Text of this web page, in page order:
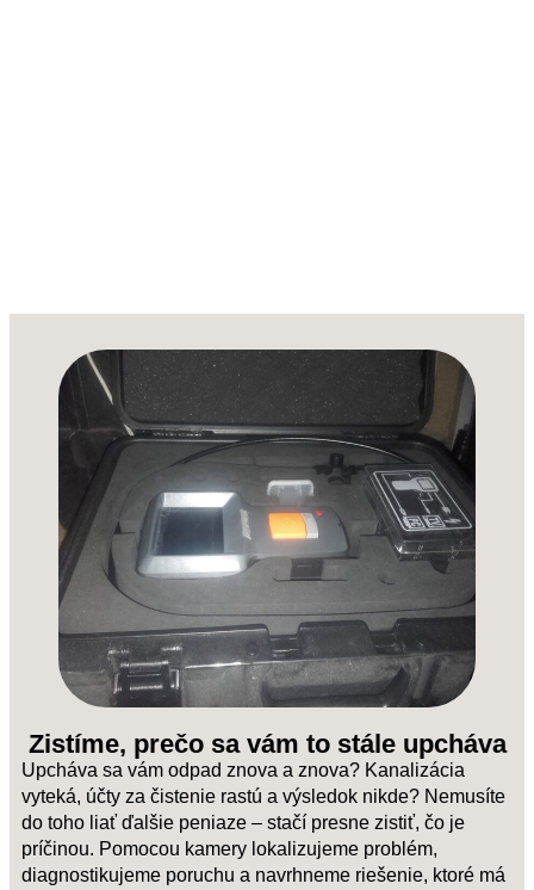
Zistíme, prečo sa vám to stále upcháva
Upcháva sa vám odpad znova a znova? Kanalizácia
vyteká, účty za čistenie rastú a výsledok nikde? Nemusíte
do toho liať ďalšie peniaze – stačí presne zistiť, čo je
príčinou. Pomocou kamery lokalizujeme problém,
diagnostikujeme poruchu a navrhneme riešenie, ktoré má